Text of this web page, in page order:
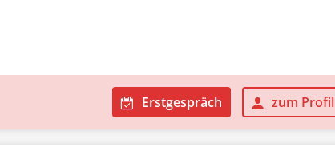
Erstgespräch zum Profil